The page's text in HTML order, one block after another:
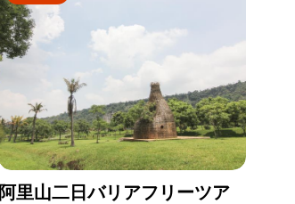
阿里山二日バリアフリーツア